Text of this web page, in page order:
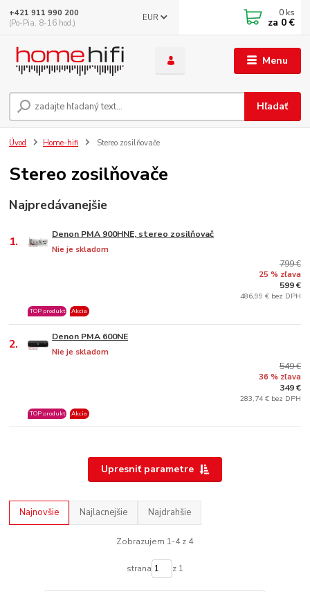
Menu
EUR
Hľadať
+421 911 990 200
(Po-Pia, 8-16 hod.)
0 ks
za 0 €
Úvod Home-hifi Stereo zosilňovače
Stereo zosilňovače
Najpredávanejšie
1. Denon PMA 900HNE, stereo zosilňovač
Nie je skladom
TOP produkt Akcia
799 €
25 % zľava
599 €
486,99 € bez DPH
2. Denon PMA 600NE
Nie je skladom
TOP produkt Akcia
549 €
36 % zľava
349 €
283,74 € bez DPH
Upresniť parametre
Najnovšie Najlacnejšie Najdrahšie
Zobrazujem 1-4 z 4
strana z 1